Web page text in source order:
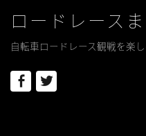
ロードレース
自転車ロードレース観戦を楽
Facebook